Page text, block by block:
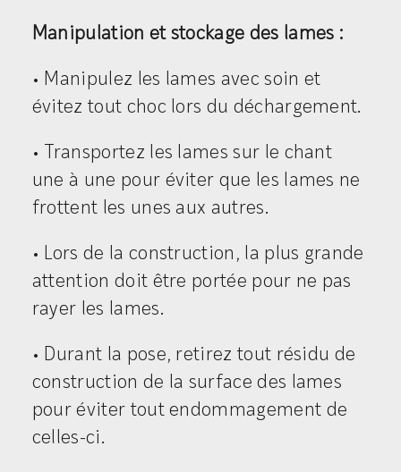
Manipulation et stockage des lames :
• Manipulez les lames avec soin et
évitez tout choc lors du déchargement.
• Transportez les lames sur le chant
une à une pour éviter que les lames ne
frottent les unes aux autres.
• Lors de la construction, la plus grande
attention doit être portée pour ne pas
rayer les lames.
• Durant la pose, retirez tout résidu de
construction de la surface des lames
pour éviter tout endommagement de
celles-ci.